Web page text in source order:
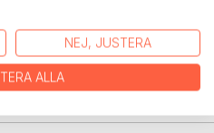
NEJ, JUSTERA
ALLA